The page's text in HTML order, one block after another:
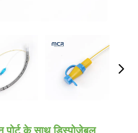
पोर्ट के साथ डिस्पोजेबल